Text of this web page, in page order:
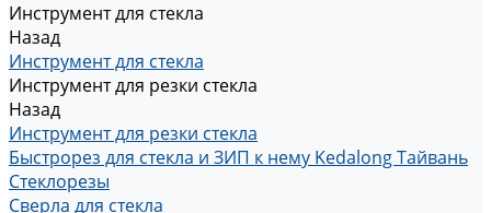
Инструмент для стекла
Назад
Инструмент для стекла
Инструмент для резки стекла
Назад
Инструмент для резки стекла
Быстрорез для стекла и ЗИП к нему Kedalong Тайвань
Стеклорезы
Сверла для стекла